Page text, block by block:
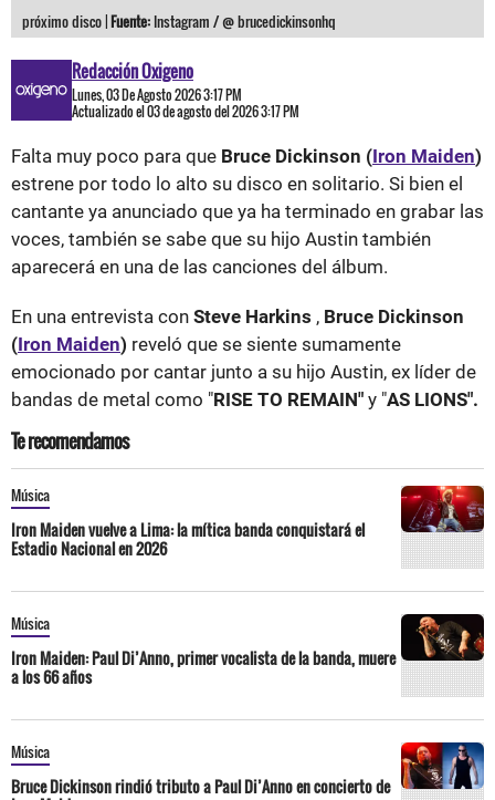
próximo disco |Fuente: Instagram / @ brucedickinsonhq
Redacción Oxigeno
Lunes, 03 De Agosto 2026 3:17 PM
Actualizado el 03 de agosto del 2026 3:17 PM
Falta muy poco para que Bruce Dickinson (Iron Maiden)
estrene por todo lo alto su disco en solitario. Si bien el
cantante ya anunciado que ya ha terminado en grabar las
voces, también se sabe que su hijo Austin también
aparecerá en una de las canciones del álbum.
En una entrevista con Steve Harkins , Bruce Dickinson
(Iron Maiden) reveló que se siente sumamente
emocionado por cantar junto a su hijo Austin, ex líder de
bandas de metal como "RISE TO REMAIN" y "AS LIONS".
Te recomendamos
Música
Iron Maiden vuelve a Lima: la mítica banda conquistará el
Estadio Nacional en 2026
Música
Iron Maiden: Paul Di’Anno, primer vocalista de la banda, muere
a los 66 años
Música
Bruce Dickinson rindió tributo a Paul Di’Anno en concierto de